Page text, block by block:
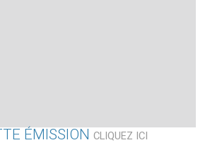
ÉMISSION CLIQUEZ ICI